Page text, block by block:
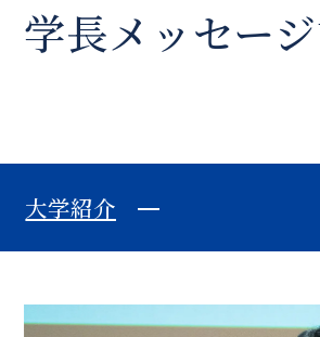
学⻑メッセー
大学紹介